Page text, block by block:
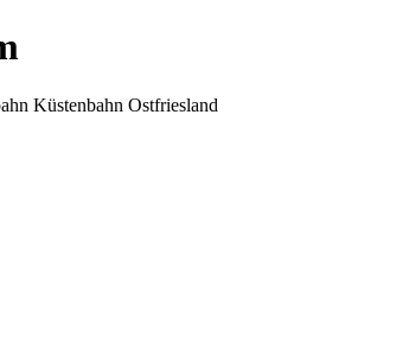
Küstenbahn Ostfriesland